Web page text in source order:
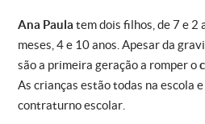
Ana Paula tem dois filhos, de 7 e 2
meses, 4 e 10 anos. Apesar da
são a primeira geração a romper o
As crianças estão todas na escola
contraturno escolar.